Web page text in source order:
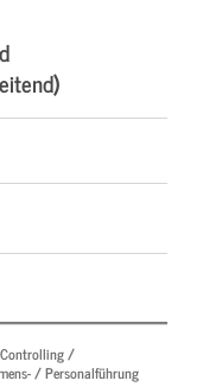
/
/ Personalführung